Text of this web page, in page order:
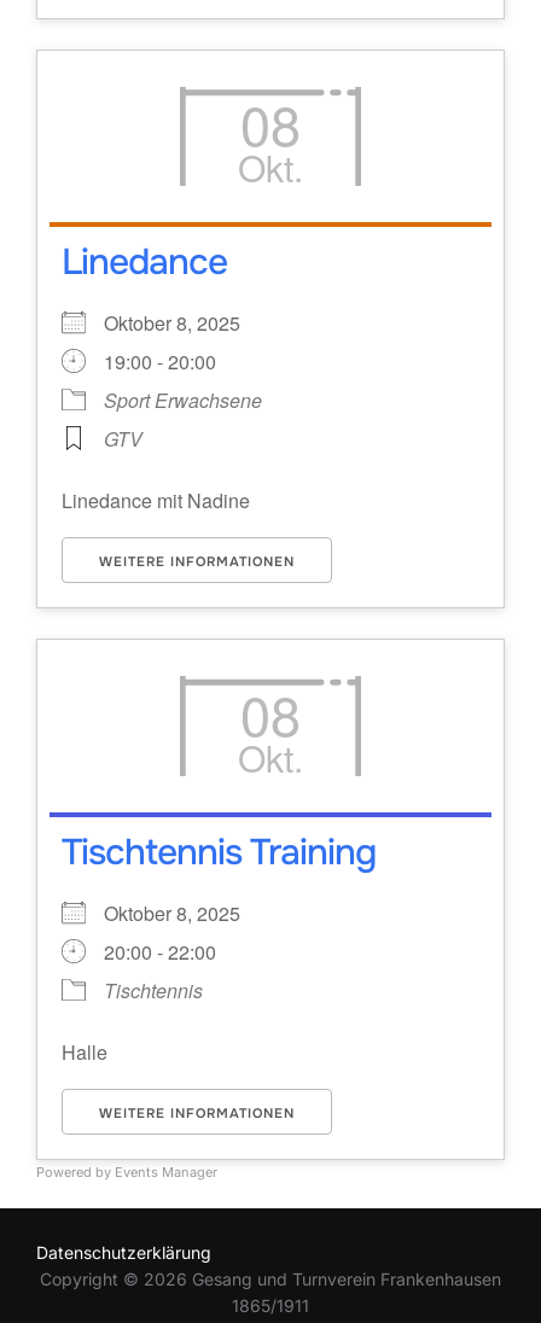
08
Okt.
Linedance
Oktober 8, 2025
19:00 - 20:00
Sport Erwachsene
GTV
Linedance mit Nadine
WEITERE INFORMATIONEN
08
Okt.
Tischtennis Training
Oktober 8, 2025
20:00 - 22:00
Tischtennis
Halle
WEITERE INFORMATIONEN
Powered by Events Manager
Datenschutzerklärung
Copyright © 2026 Gesang und Turnverein Frankenhausen
1865/1911